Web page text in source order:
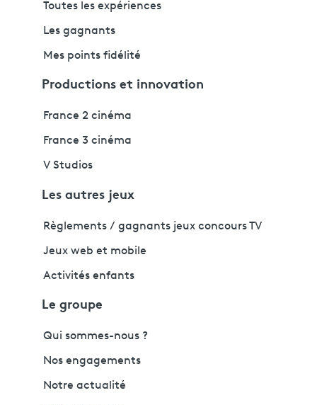
Toutes les expériences
Les gagnants
Mes points fidélité
Productions et innovation
France 2 cinéma
France 3 cinéma
V Studios
Les autres jeux
Règlements / gagnants jeux concours TV
Jeux web et mobile
Activités enfants
Le groupe
Qui sommes-nous ?
Nos engagements
Notre actualité